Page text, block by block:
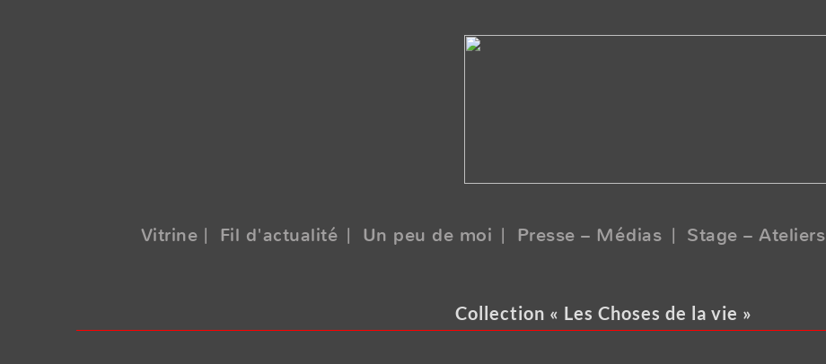
Vitrine | Fil d'actualité | Un peu de moi | Presse – Médias | Stage – Ateliers
Collection « Les Choses de la vie »